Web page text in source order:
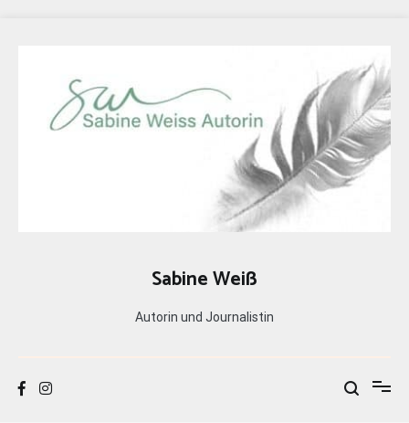
Sabine Weiß
Autorin und Journalistin